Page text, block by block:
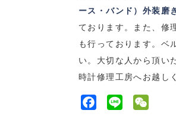
ース・バンド）外装磨
ております。
また、修
も行っております。 ベ
い。 大切な人から頂い
時計修理工房へお越し